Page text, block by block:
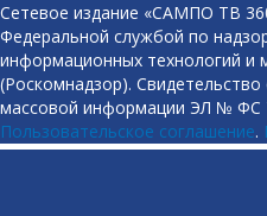
Сетевое издание «САМПО ТВ
Федеральной службой по
информационных технологий и
(Роскомнадзор). Свидетельство
массовой информации ЭЛ № ФС
Пользовательское соглашение.